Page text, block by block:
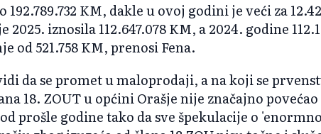
192.789.732 KM, dakle u ovoj godini je veći za
iznosila 112.647.078 KM, a 2024. godine
od 521.758 KM, prenosi Fena.
da se promet u maloprodaji, a na koji se
18. ZOUT u općini Orašje nije značajno
prošle godine tako da sve špekulacije o